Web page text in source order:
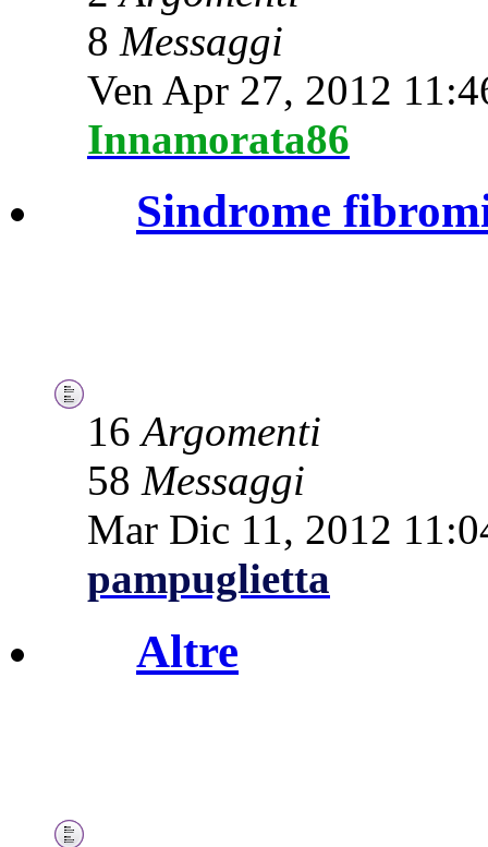
8 Messaggi
Ven Apr 27, 2012
Innamorata86
Sindrome
16Argomenti
58 Messaggi
Mar Dic 11, 2012
pampuglietta
Altre